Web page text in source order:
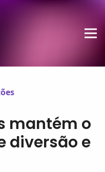
mantém o
diversão e